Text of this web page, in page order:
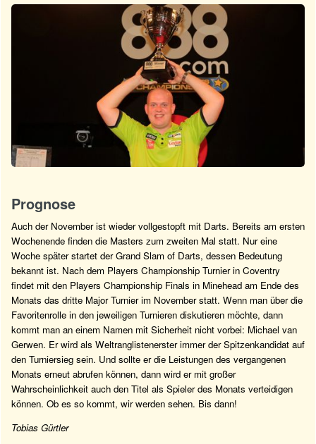
Prognose
Auch der November ist wieder vollgestopft mit Darts. Bereits am ersten
Wochenende finden die Masters zum zweiten Mal statt. Nur eine
Woche später startet der Grand Slam of Darts, dessen Bedeutung
bekannt ist. Nach dem Players Championship Turnier in Coventry
findet mit den Players Championship Finals in Minehead am Ende des
Monats das dritte Major Turnier im November statt. Wenn man über die
Favoritenrolle in den jeweiligen Turnieren diskutieren möchte, dann
kommt man an einem Namen mit Sicherheit nicht vorbei: Michael van
Gerwen. Er wird als Weltranglistenerster immer der Spitzenkandidat auf
den Turniersieg sein. Und sollte er die Leistungen des vergangenen
Monats erneut abrufen können, dann wird er mit großer
Wahrscheinlichkeit auch den Titel als Spieler des Monats verteidigen
können. Ob es so kommt, wir werden sehen. Bis dann!
Tobias Gürtler